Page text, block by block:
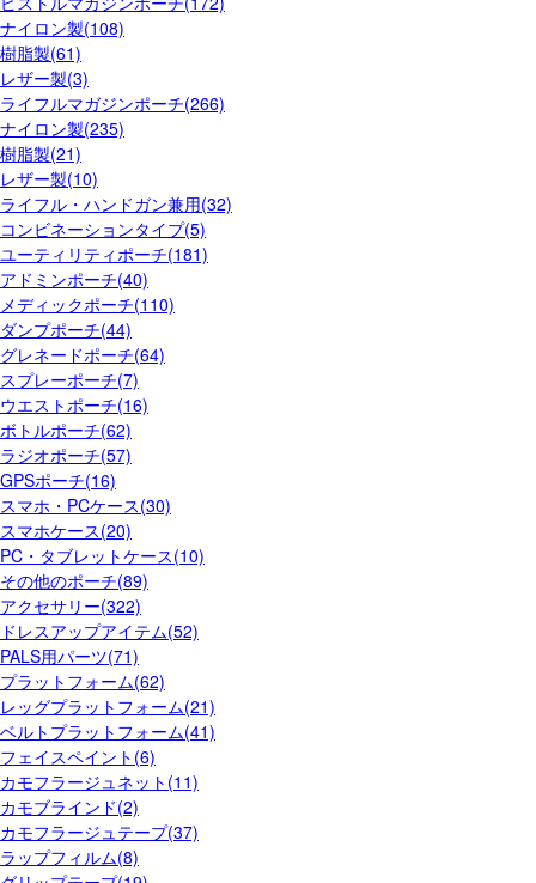
ナイロン製(108)
樹脂製(61)
レザー製(3)
ライフルマガジンポーチ(266)
ナイロン製(235)
樹脂製(21)
レザー製(10)
ライフル・ハンドガン兼用(32)
コンビネーションタイプ(5)
ユーティリティポーチ(181)
アドミンポーチ(40)
メディックポーチ(110)
ダンプポーチ(44)
グレネードポーチ(64)
スプレーポーチ(7)
ウエストポーチ(16)
ボトルポーチ(62)
ラジオポーチ(57)
GPSポーチ(16)
スマホ・PCケース(30)
スマホケース(20)
PC・タブレットケース(10)
その他のポーチ(89)
アクセサリー(322)
ドレスアップアイテム(52)
PALS用パーツ(71)
プラットフォーム(62)
レッグプラットフォーム(21)
ベルトプラットフォーム(41)
フェイスペイント(6)
カモフラージュネット(11)
カモブラインド(2)
カモフラージュテープ(37)
ラップフィルム(8)